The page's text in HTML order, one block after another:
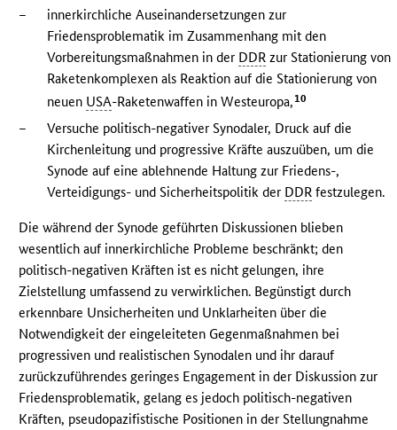
–
innerkirchliche Auseinandersetzungen zur
Friedensproblematik im Zusammenhang mit den
Vorbereitungsmaßnahmen in der DDR zur Stationierung von
Raketenkomplexen als Reaktion auf die Stationierung von
neuen USA-Raketenwaffen in Westeuropa,10
–
Versuche politisch-negativer Synodaler, Druck auf die
Kirchenleitung und progressive Kräfte auszuüben, um die
Synode auf eine ablehnende Haltung zur Friedens-,
Verteidigungs- und Sicherheitspolitik der DDR festzulegen.
Die während der Synode geführten Diskussionen blieben
wesentlich auf innerkirchliche Probleme beschränkt; den
politisch-negativen Kräften ist es nicht gelungen, ihre
Zielstellung umfassend zu verwirklichen. Begünstigt durch
erkennbare Unsicherheiten und Unklarheiten über die
Notwendigkeit der eingeleiteten Gegenmaßnahmen bei
progressiven und realistischen Synodalen und ihr darauf
zurückzuführendes geringes Engagement in der Diskussion zur
Friedensproblematik, gelang es jedoch politisch-negativen
Kräften, pseudopazifistische Positionen in der Stellungnahme